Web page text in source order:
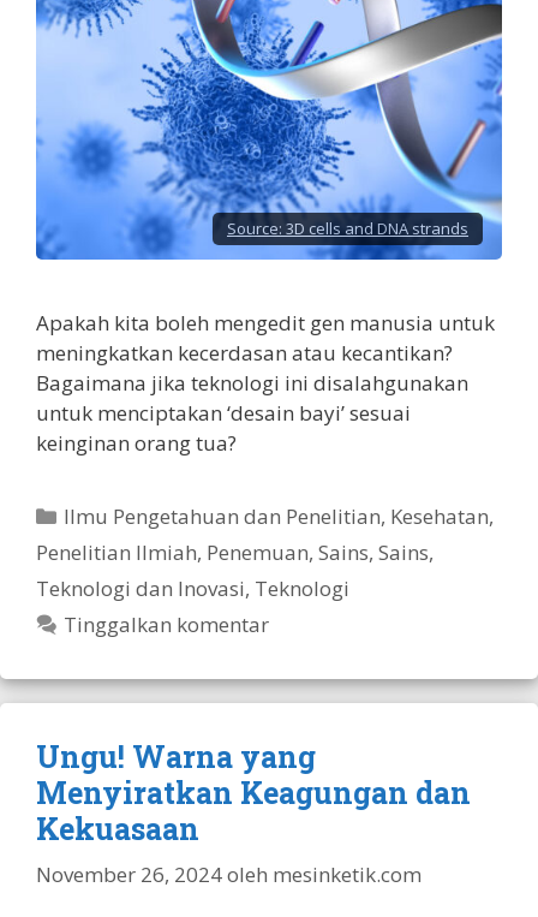
Source: 3D cells and DNA strands
Apakah kita boleh mengedit gen manusia untuk
meningkatkan kecerdasan atau kecantikan?
Bagaimana jika teknologi ini disalahgunakan
untuk menciptakan ‘desain bayi’ sesuai
keinginan orang tua?
Kategori
Ilmu Pengetahuan dan Penelitian, Kesehatan,
Penelitian Ilmiah, Penemuan, Sains, Sains,
Teknologi dan Inovasi, Teknologi
Tinggalkan komentar
Ungu! Warna yang
Menyiratkan Keagungan dan
Kekuasaan
November 26, 2024oleh mesinketik.com